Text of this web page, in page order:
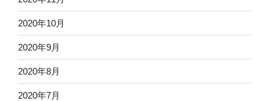
2020年10月
2020年9月
2020年8月
2020年7月